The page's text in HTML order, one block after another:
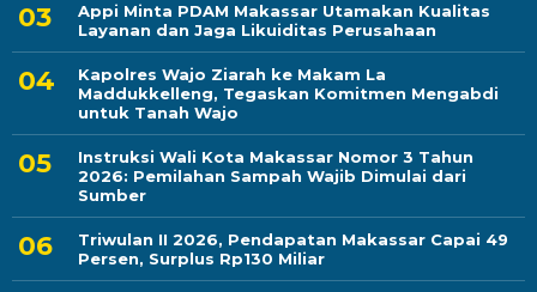
Appi Minta PDAM Makassar Utamakan Kualitas
Layanan dan Jaga Likuiditas Perusahaan
Kapolres Wajo Ziarah ke Makam La
Maddukkelleng, Tegaskan Komitmen Mengabdi
untuk Tanah Wajo
Instruksi Wali Kota Makassar Nomor 3 Tahun
2026: Pemilahan Sampah Wajib Dimulai dari
Sumber
Triwulan II 2026, Pendapatan Makassar Capai 49
Persen, Surplus Rp130 Miliar